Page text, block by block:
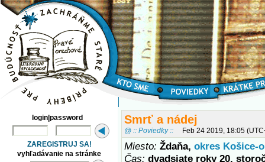
login|password
ZAREGISTRUJ SA!
vyhľadávanie na stránke
Smrť a nádej
@ :: Poviedky :: Feb 24 2019, 18:05
Miesto: Ždaňa, okres Košice-
Čas: dvadsiate roky 20.